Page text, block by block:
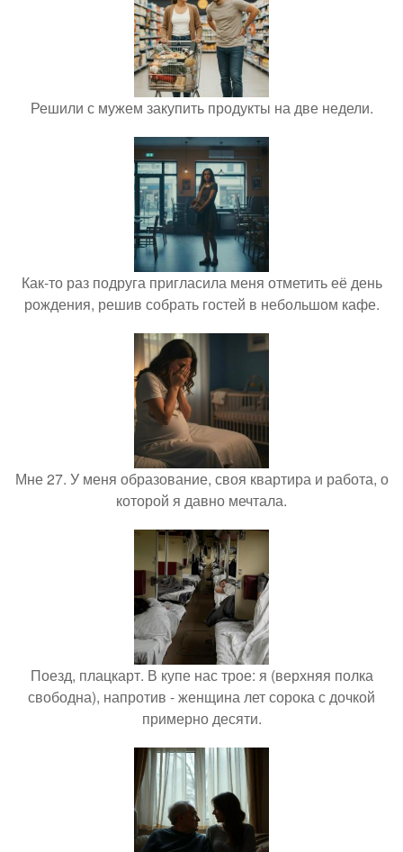
Решили с мужем закупить продукты на две недели.
Как-то раз подруга пригласила меня отметить её день
рождения, решив собрать гостей в небольшом кафе.
Мне 27. У меня образование, своя квартира и работа, о
которой я давно мечтала.
Поезд, плацкарт. В купе нас трое: я (верхняя полка
свободна), напротив - женщина лет сорока с дочкой
примерно десяти.